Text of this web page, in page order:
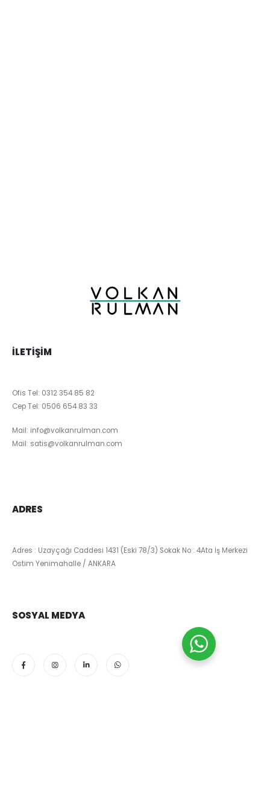
İLETIŞIM
Ofis Tel: 0312 354 85 82
Cep Tel: 0506 654 83 33
Mail: info@volkanrulman.com
Mail: satis@volkanrulman.com
ADRES
Adres : Uzayçağı Caddesi 1431 (Eski 78/3) Sokak No : 4Ata İş Merkezi
Ostim Yenimahalle / ANKARA
SOSYAL MEDYA